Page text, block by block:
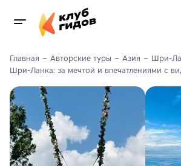
Главная Авторские туры Азия
Шри-
Шри-Ланка: за мечтой и впечатлениями с